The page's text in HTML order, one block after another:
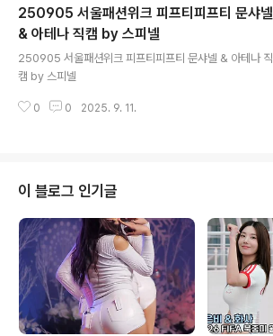
250905 서울패션위크 피프티피프티 문샤넬
& 아테나 직캠 by 스피넬
250905 서울패션위크 피프티피프티 문샤넬 & 아테나 직
캠 by 스피넬
0 0 2025. 9. 11.
이 블로그 인기글